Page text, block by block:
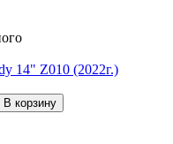
14" Z010 (2022г.)
В корзину